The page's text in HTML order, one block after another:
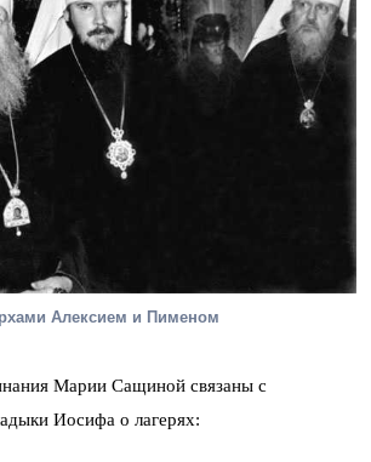
Алексием и Пименом
Марии Сащиной связаны с
Иосифа о лагерях: